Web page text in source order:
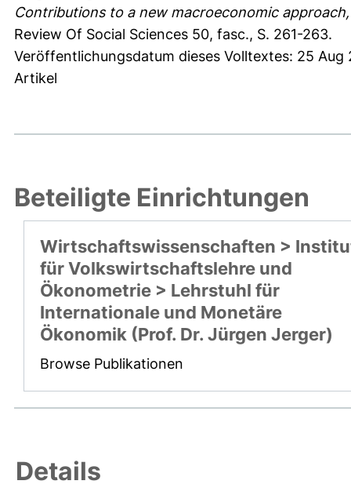
Contributions to a new macroeconomic
Review Of Social Sciences 50, fasc., S. 261-263.
Veröffentlichungsdatum dieses Volltextes: 25 Aug
Artikel
Beteiligte Einrichtungen
Wirtschaftswissenschaften >
für Volkswirtschaftslehre und
Ökonometrie > Lehrstuhl für
Internationale und Monetäre
Ökonomik (Prof. Dr. Jürgen Jerger)
Browse Publikationen
Details